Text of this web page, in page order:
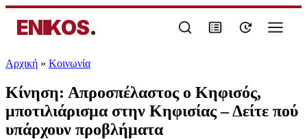
ENIKOS.
Αρχική » Κοινωνία
Κίνηση: Απροσπέλαστος ο Κηφισός,
μποτιλιάρισμα στην Κηφισίας – Δείτε πού
υπάρχουν προβλήματα